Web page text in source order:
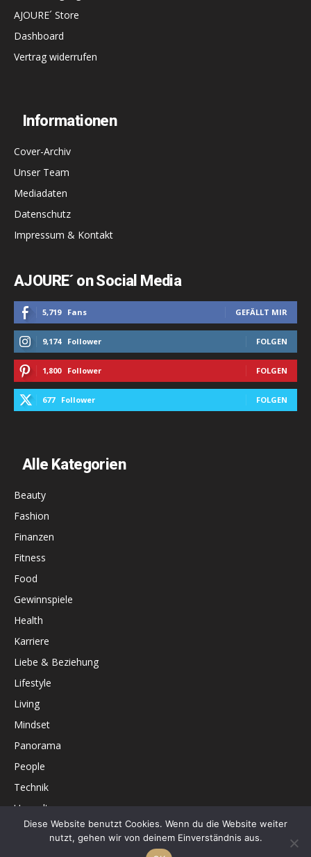
AJOURE´ Store
Dashboard
Vertrag widerrufen
Informationen
Cover-Archiv
Unser Team
Mediadaten
Datenschutz
Impressum & Kontakt
AJOURE´ on Social Media
5,719 Fans GEFÄLLT MIR
9,174 Follower FOLGEN
1,800 Follower FOLGEN
677 Follower FOLGEN
Alle Kategorien
Beauty
Fashion
Finanzen
Fitness
Food
Gewinnspiele
Health
Karriere
Liebe & Beziehung
Lifestyle
Living
Mindset
Panorama
People
Technik
Umwelt
Unterhaltung
Diese Website benutzt Cookies. Wenn du die Website weiter
nutzt, gehen wir von deinem Einverständnis aus.